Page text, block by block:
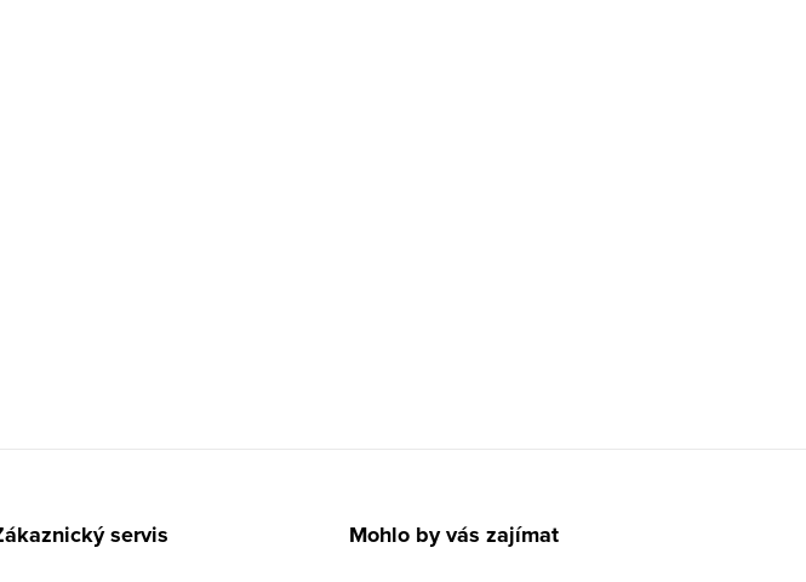
servis Mohlo by vás zajímat